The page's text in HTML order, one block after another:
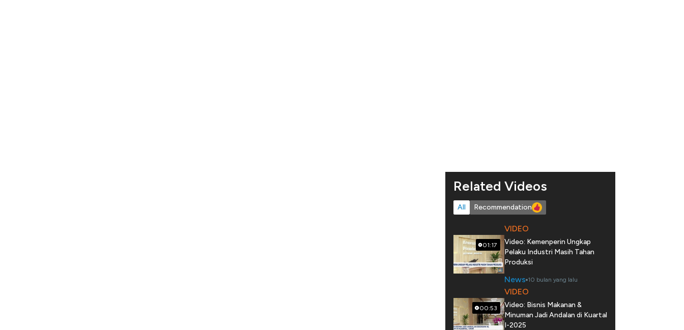
Related Videos
All Recommendation
01:17
VIDEO
Video: Kemenperin Ungkap
Pelaku Industri Masih Tahan
Produksi
News 10 bulan yang lalu
00:53
VIDEO
Video: Bisnis Makanan &
Minuman Jadi Andalan di Kuartal
I-2025